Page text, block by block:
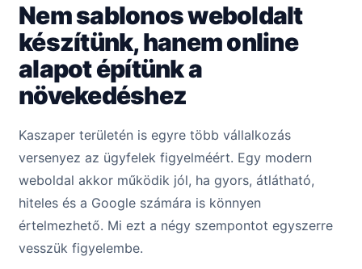
Nem sablonos weboldalt
készítünk, hanem online
alapot építünk a
növekedéshez
Kaszaper területén is egyre több vállalkozás
versenyez az ügyfelek figyelméért. Egy modern
weboldal akkor működik jól, ha gyors, átlátható,
hiteles és a Google számára is könnyen
értelmezhető. Mi ezt a négy szempontot egyszerre
vesszük figyelembe.